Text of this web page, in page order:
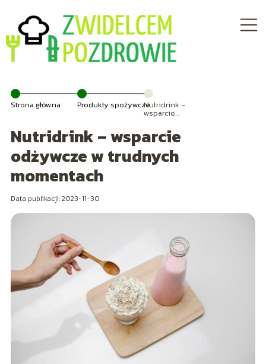
Strona główna Produkty spożywczeNutridrink –
wsparcie
trudnych
momentach
Nutridrink – wsparcie
odżywcze w trudnych
momentach
Data publikacji: 2023-11-30